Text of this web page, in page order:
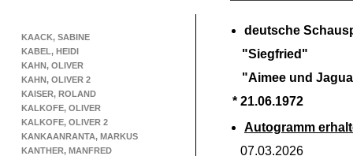
KAACK, SABINE
KABEL, HEIDI
KAHN, OLIVER
KAHN, OLIVER 2
KAISER, ROLAND
KALKOFE, OLIVER
KALKOFE, OLIVER 2
KANKAANRANTA, MARKUS
KANTHER, MANFRED
deutsche
"Siegfried"
"Aimee und
* 21.06.1972
Autogramm
07.03.2026